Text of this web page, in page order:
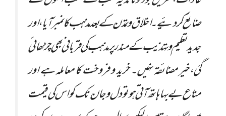
ضائع کر دئیے۔ اخلاق و تمدن کے بعد مذہب کا نمبر آیا، اور
جدید تعلیم و تہذیب کے مندر پر مذہب کی قربانی بھی چڑھائی
گئ،خیر مضائقہ نہیں۔ خرید و فروخت کا معاملہ ہے اور
متاع بے بہا ہاتھ آتی ہو تو دل و جان تک کو اس کی قیمت